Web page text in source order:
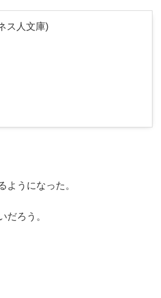
ス人文庫)
ようになった。
だろう。